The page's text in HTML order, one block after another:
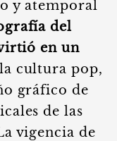
y atemporal
del
en un
cultura pop,
gráfico de
de las
vigencia de